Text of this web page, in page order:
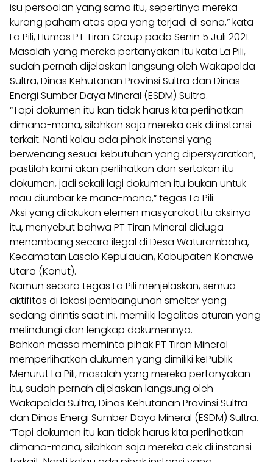
isu persoalan yang sama itu, sepertinya mereka
kurang paham atas apa yang terjadi di sana,” kata
La Pili, Humas PT Tiran Group pada Senin 5 Juli 2021.
Masalah yang mereka pertanyakan itu kata La Pili,
sudah pernah dijelaskan langsung oleh Wakapolda
Sultra, Dinas Kehutanan Provinsi Sultra dan Dinas
Energi Sumber Daya Mineral (ESDM) Sultra.
“Tapi dokumen itu kan tidak harus kita perlihatkan
dimana-mana, silahkan saja mereka cek di instansi
terkait. Nanti kalau ada pihak instansi yang
berwenang sesuai kebutuhan yang dipersyaratkan,
pastilah kami akan perlihatkan dan sertakan itu
dokumen, jadi sekali lagi dokumen itu bukan untuk
mau diumbar ke mana-mana,” tegas La Pili.
Aksi yang dilakukan elemen masyarakat itu aksinya
itu, menyebut bahwa PT Tiran Mineral diduga
menambang secara ilegal di Desa Waturambaha,
Kecamatan Lasolo Kepulauan, Kabupaten Konawe
Utara (Konut).
Namun secara tegas La Pili menjelaskan, semua
aktifitas di lokasi pembangunan smelter yang
sedang dirintis saat ini, memiliki legalitas aturan yang
melindungi dan lengkap dokumennya.
Bahkan massa meminta pihak PT Tiran Mineral
memperlihatkan dukumen yang dimiliki kePublik.
Menurut La Pili, masalah yang mereka pertanyakan
itu, sudah pernah dijelaskan langsung oleh
Wakapolda Sultra, Dinas Kehutanan Provinsi Sultra
dan Dinas Energi Sumber Daya Mineral (ESDM) Sultra.
“Tapi dokumen itu kan tidak harus kita perlihatkan
dimana-mana, silahkan saja mereka cek di instansi